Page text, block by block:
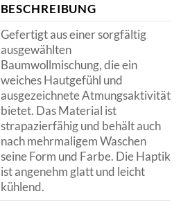
BESCHREIBUNG
Gefertigt aus einer sorgfältig
ausgewählten
Baumwollmischung, die ein
weiches Hautgefühl und
ausgezeichnete Atmungsaktivität
bietet. Das Material ist
strapazierfähig und behält auch
nach mehrmaligem Waschen
seine Form und Farbe. Die Haptik
ist angenehm glatt und leicht
kühlend.